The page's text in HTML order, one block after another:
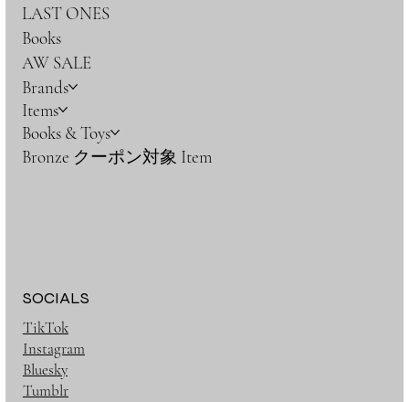
LAST ONES
Books
AW SALE
Brands
Items
Books & Toys
Bronze クーポン対象 Item
SOCIALS
TikTok
Instagram
Bluesky
Tumblr